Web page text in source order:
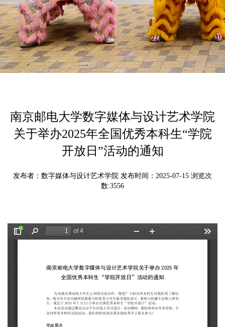
南京邮电大学数字媒体与设计艺术学院
关于举办2025年全国优秀本科生“学院
开放日”活动的通知
发布者：数字媒体与设计艺术学院 发布时间：2025-07-15 浏览次
数:3556